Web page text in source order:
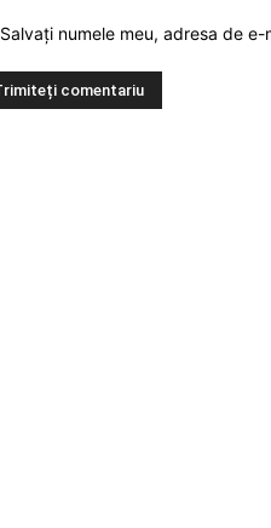
Salvați numele meu, adresa de